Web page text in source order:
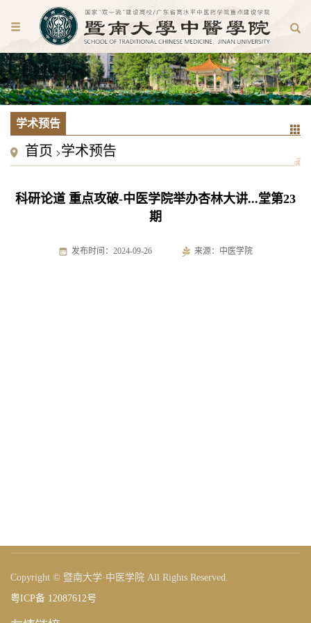
学术预告
首页 >学术预告
科研论道 重点攻破-中医学院举办杏林大讲...堂第23
期
发布时间：2024-09-26 来源：中医学院
Copyright © 暨南大学·中医学院 All Rights Reserved.
粤ICP备 12087612号